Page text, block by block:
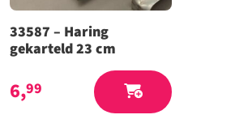
33587 – Haring
gekarteld 23 cm
6,99